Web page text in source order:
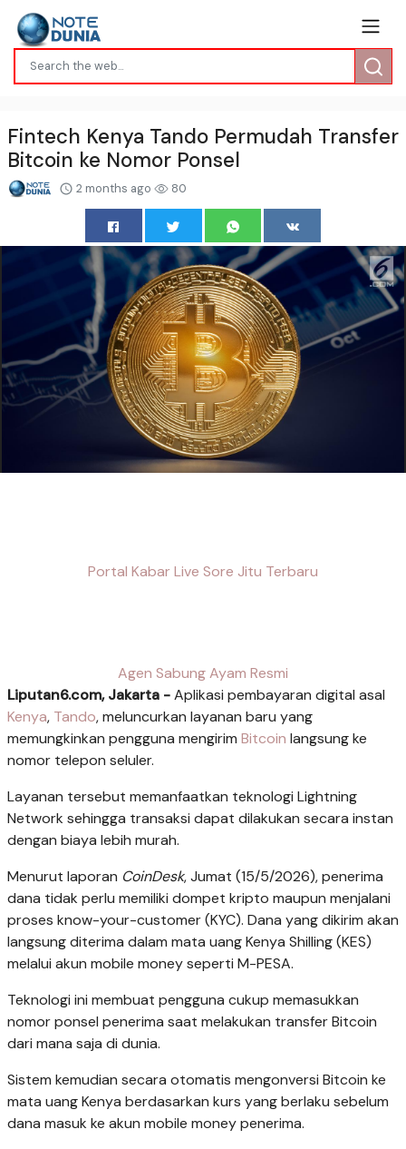
Fintech Kenya Tando Permudah Transfer
Bitcoin ke Nomor Ponsel
2 months ago 80
Portal Kabar Live Sore Jitu Terbaru
Agen Sabung Ayam Resmi
Liputan6.com, Jakarta -Aplikasi pembayaran digital asal
Kenya, Tando, meluncurkan layanan baru yang
memungkinkan pengguna mengirim Bitcoin langsung ke
nomor telepon seluler.
Layanan tersebut memanfaatkan teknologi Lightning
Network sehingga transaksi dapat dilakukan secara instan
dengan biaya lebih murah.
Menurut laporan CoinDesk, Jumat (15/5/2026), penerima
dana tidak perlu memiliki dompet kripto maupun menjalani
proses know-your-customer (KYC). Dana yang dikirim akan
langsung diterima dalam mata uang Kenya Shilling (KES)
melalui akun mobile money seperti M-PESA.
Teknologi ini membuat pengguna cukup memasukkan
nomor ponsel penerima saat melakukan transfer Bitcoin
dari mana saja di dunia.
Sistem kemudian secara otomatis mengonversi Bitcoin ke
mata uang Kenya berdasarkan kurs yang berlaku sebelum
dana masuk ke akun mobile money penerima.